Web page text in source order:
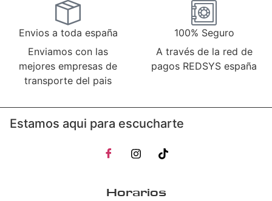
Envios a toda españa
Enviamos con las
mejores empresas de
transporte del pais
100% Seguro
A través de la red de
pagos REDSYS españa
Estamos aqui para escucharte
Horarios